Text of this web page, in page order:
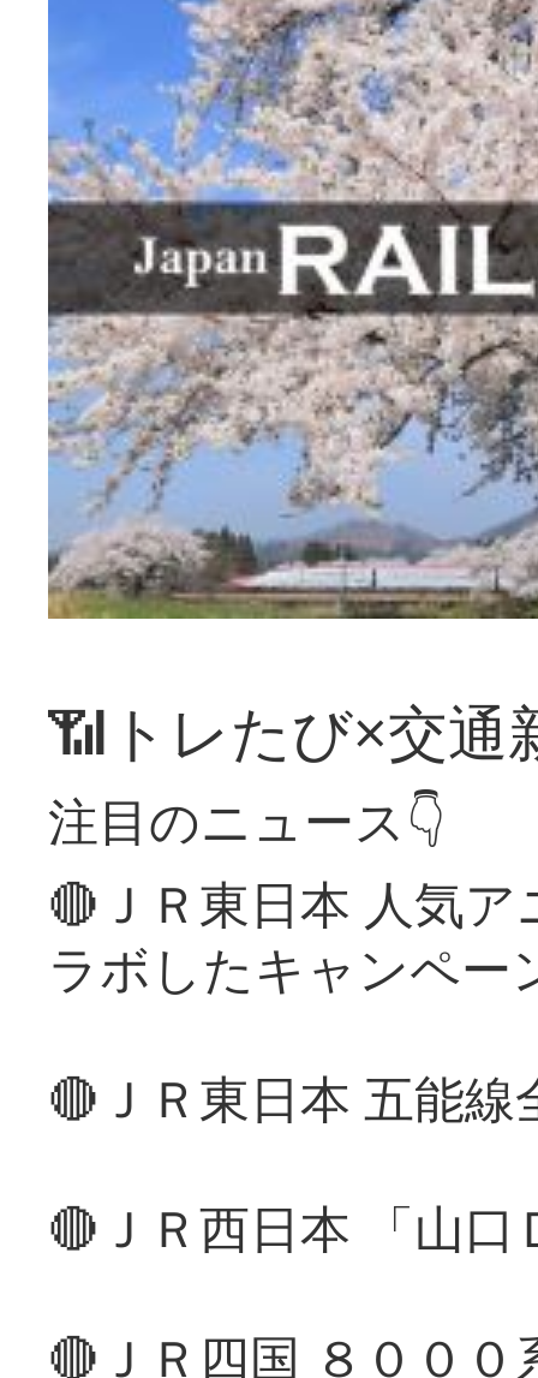
📶トレたび×交通
注目のニュース👇
🔴ＪＲ東日本 人気
ラボしたキャンペー
🔴ＪＲ東日本 五能
🔴ＪＲ西日本 「山
🔴ＪＲ四国 ８００